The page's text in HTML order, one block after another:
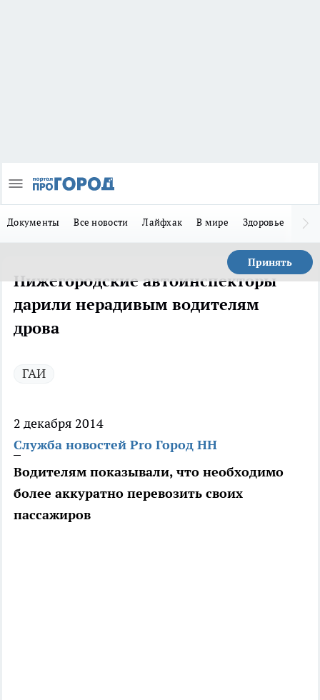
Документы Все новости Лайфхак В мире Здоровье
Принять
Нижегородские автоинспекторы
дарили нерадивым водителям
дрова
ГАИ
2 декабря 2014
Служба новостей Pro Город НН
Водителям показывали, что необходимо
более аккуратно перевозить своих
пассажиров